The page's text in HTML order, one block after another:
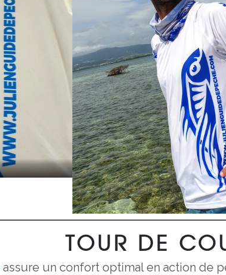
TOUR DE
assure un confort optimal en action de